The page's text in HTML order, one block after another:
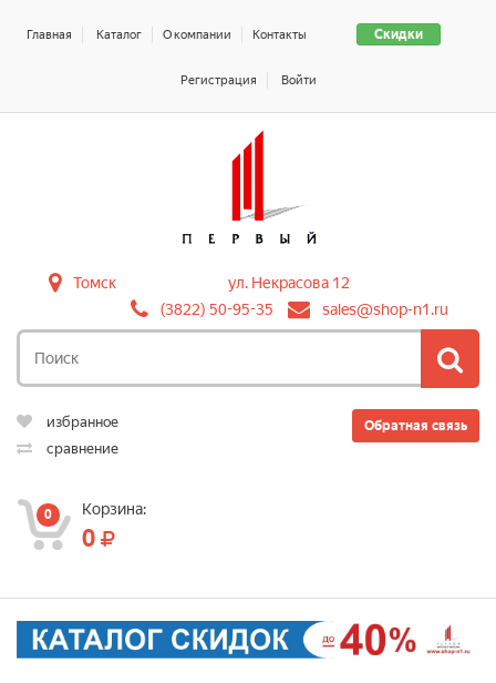
Скидки
Главная Каталог О компании Контакты
Регистрация Войти
Томск
ул. Некрасова 12
(3822) 50-95-35
sales@shop-n1.ru
Обратная связь
избранное
сравнение
0 Корзина:
0